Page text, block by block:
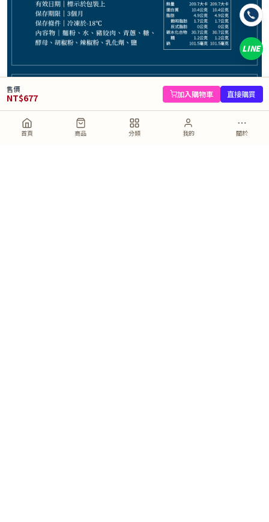
首頁 商品 分類 我的 關於
售價
NT$677 加入購物車 直接購買
規格
4袋
− +
加入購物車 直接購買
LINE